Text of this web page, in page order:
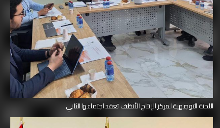
اللجنة التوجيهية لمركز الإنتاج الأنظف تعقد اجتماعها الثاني